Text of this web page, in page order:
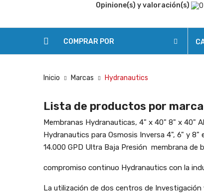
Opinione(s) y valoración(s)
COMPRAR POR
Inicio Marcas Hydranautics
Lista de productos por
Membranas Hydranauticas, 4" x 40" 8" x 40"
Hydranautics para Osmosis Inversa 4", 6" y
14.000 GPD Ultra Baja Presión membrana de
compromiso continuo Hydranautics con la
La utilización de dos centros de